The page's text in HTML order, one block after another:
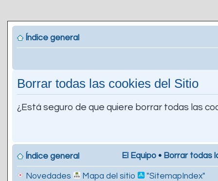
Índice general
Borrar todas las cookies del Sitio
¿Está seguro de que quiere borrar todas las
Índice general El Equipo • Borrar todas
Novedades Mapa del sitio "SitemapIndex"